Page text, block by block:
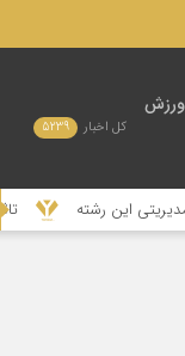
کل اخبار 5239
تاثیر عدالت در